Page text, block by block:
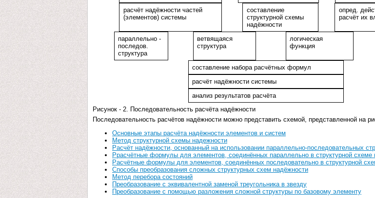
расчёт надёжности частей
(элементов) системы
составление
структурной схемы
надёжности
опред.
расчёт их
параллельно -
последов.
cтруктура
ветвящаяся
структура
логическая
функция
составление набора расчётных формул
расчёт надёжности системы
анализ результатов расчёта
Рисунок - 2. Последовательность расчёта надёжности
Последовательность расчётов надёжности можно представить схемой, представленной на
Основные этапы расчёта надёжности элементов и систем
Метод структурной схемы надежности
Расчёт надёжности, основанный на использовании параллельно-последовательных
Ррасчётные формулы для элементов, соединённых параллельно в структурной схеме
Расчётные формулы для элементов, соединённых последовательно в структурной
Способы преобразования сложных структурных схем надёжности
Метод перебора состояний
Преобразование с эквивалентной заменой треугольника в звезду
Преобразование с помощью разложения сложной структуры по базовому элементу